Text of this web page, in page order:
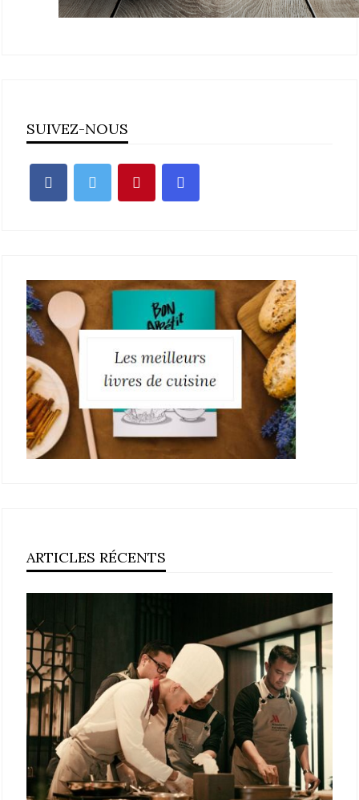
SUIVEZ-NOUS
ARTICLES RÉCENTS